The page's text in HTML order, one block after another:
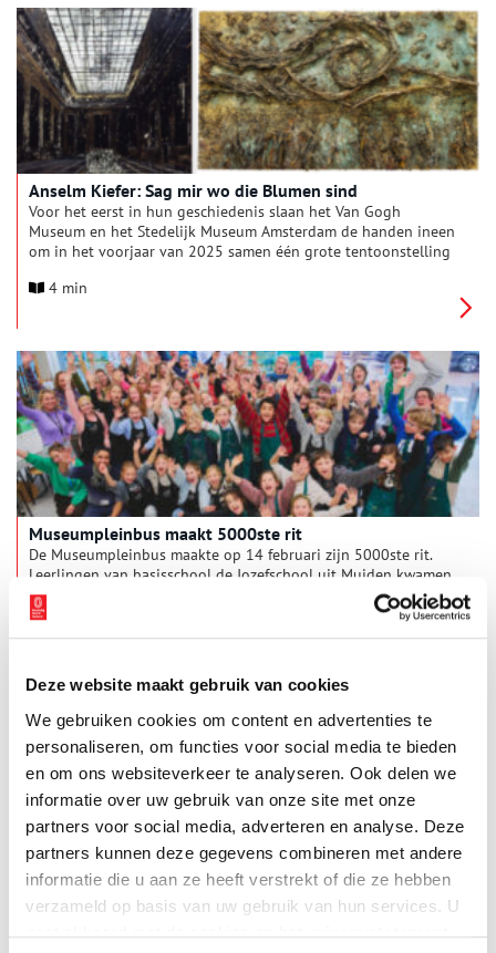
Deze website maakt gebruik van cookies
We gebruiken cookies om content en advertenties te
personaliseren, om functies voor social media te bieden
en om ons websiteverkeer te analyseren. Ook delen we
informatie over uw gebruik van onze site met onze
partners voor social media, adverteren en analyse. Deze
partners kunnen deze gegevens combineren met andere
informatie die u aan ze heeft verstrekt of die ze hebben
verzameld op basis van uw gebruik van hun services. U
Anselm Kiefer: Sag mir wo die Blumen sind
Voor het eerst in hun geschiedenis slaan het Van Gogh
Museum en het Stedelijk Museum Amsterdam de handen ineen
om in het voorjaar van 2025 samen één grote tentoonstelling
onze tijd: Anselm Kiefer. De kunstenaar krijgt een erepodium in
publiekslievelingen van Kiefer uit de collectie van het
Stedelijk, het museum dat zo belangrijk is voor zijn loopbaan,
bij elkaar worden getoond. Bovendien zal op beide locaties
nieuw, nog nooit getoond werk van de kunstenaar te zien zijn.
4 min
Museumpleinbus maakt 5000ste rit
De Museumpleinbus maakte op 14 februari zijn 5000ste rit.
Leerlingen van basisschool de Jozefschool uit Muiden kwamen
‘s ochtends aan bij het Van Gogh Museum voor een
rondleiding en een workshop in het atelier. Het bezoek werd
feestelijk afgesloten met een gebakje en groepsfoto.
Ver­kleed­par­tij voor de vrou­wen­zaak
Op 28 februari 1931 vond er een spektakel plaats in het
Stedelijk Museum in Amsterdam. Een historische modeshow